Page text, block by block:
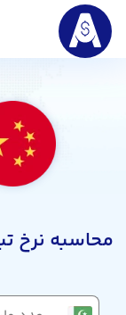
محاسبه نرخ